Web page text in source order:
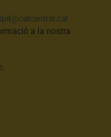
a la nostra